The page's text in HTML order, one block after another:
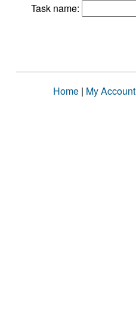
Task name:
Home | My Account